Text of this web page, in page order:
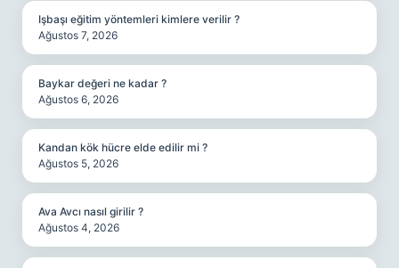
Işbaşı eğitim yöntemleri kimlere verilir ?
Ağustos 7, 2026
Baykar değeri ne kadar ?
Ağustos 6, 2026
Kandan kök hücre elde edilir mi ?
Ağustos 5, 2026
Ava Avcı nasıl girilir ?
Ağustos 4, 2026